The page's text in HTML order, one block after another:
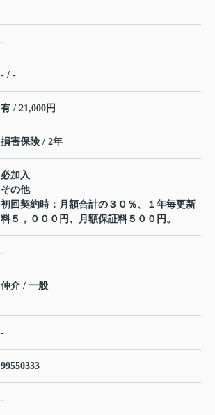
-
- / -
有 / 21,000円
損害保険 / 2年
必加入
その他
初回契約時：月額合計の３０％、１年毎更新
料５，０００円、月額保証料５００円。
-
仲介 / 一般
-
99550333
-